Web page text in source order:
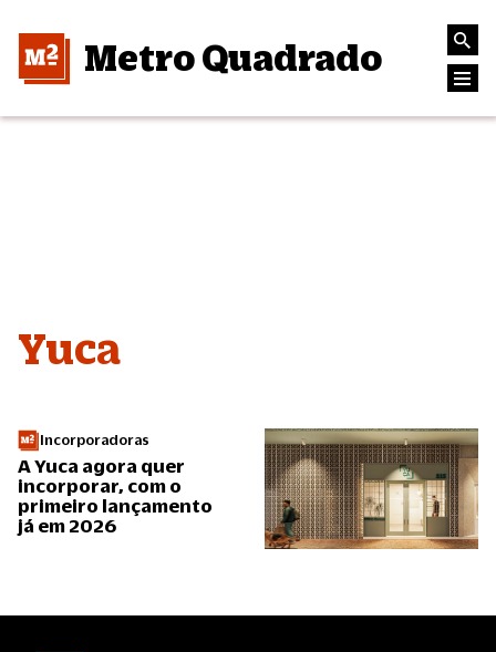
Metro Quadrado
Yuca
Incorporadoras
A Yuca agora quer
incorporar, com o
primeiro lançamento
já em 2026